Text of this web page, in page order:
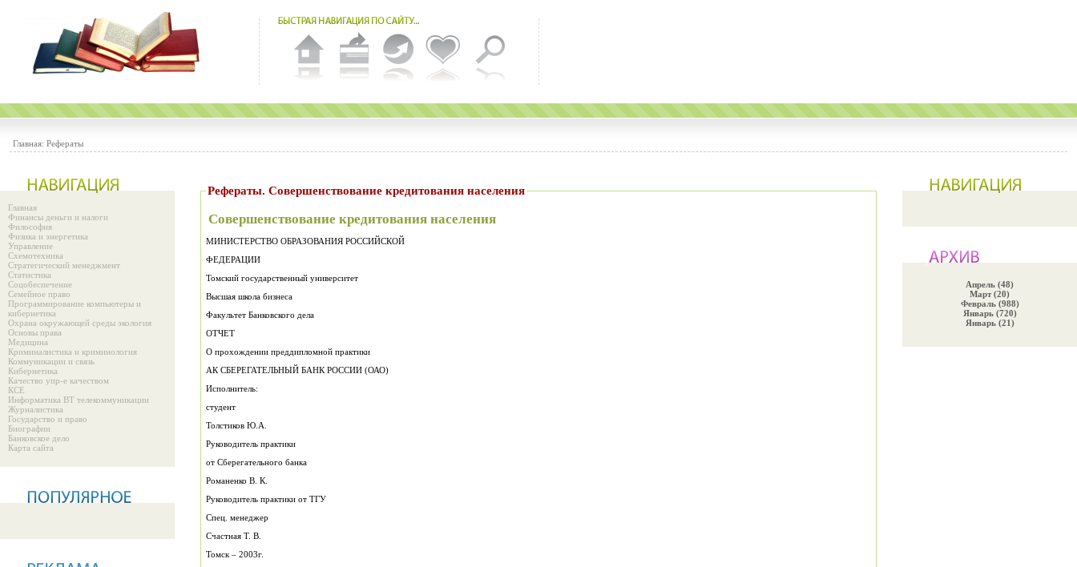
Главная: Рефераты
Главная
Финансы деньги и налоги
Философия
Физика и энергетика
Управление
Схемотехника
Стратегический менеджмент
Статистика
Соцобеспечение
Семейное право
Программирование компьютеры и
кибернетика
Охрана окружающей среды экология
Основы права
Медицина
Криминалистика и криминология
Коммуникации и связь
Кибернетика
Качество упр-е качеством
КСЕ
Информатика ВТ телекоммуникации
Журналистика
Государство и право
Биографии
Банковское дело
Карта сайта
Рефераты. Совершенствование кредитования населения
Совершенствование кредитования населения
МИНИСТЕРСТВО ОБРАЗОВАНИЯ РОССИЙСКОЙ
ФЕДЕРАЦИИ
Томский государственный университет
Высшая школа бизнеса
Факультет Банковского дела
ОТЧЕТ
О прохождении преддипломной практики
АК СБЕРЕГАТЕЛЬНЫЙ БАНК РОССИИ (ОАО)
Исполнитель:
студент
Толстиков Ю.А.
Руководитель практики
от Сберегательного банка
Романенко В. К.
Руководитель практики от ТГУ
Спец. менеджер
Счастная Т. В.
Томск – 2003г.
Апрель (48)
Март (20)
Февраль (988)
Январь (720)
Январь (21)